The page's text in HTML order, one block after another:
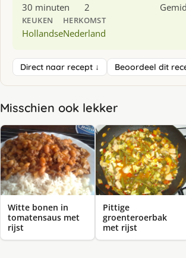
30 minuten 2
KEUKEN
Hollandse
HERKOMST
Nederland
Direct naar recept ↓ Beoordeel dit
Misschien ook lekker
Witte bonen in
tomatensaus met
rijst
Pittige
groenteroerbak
met rijst